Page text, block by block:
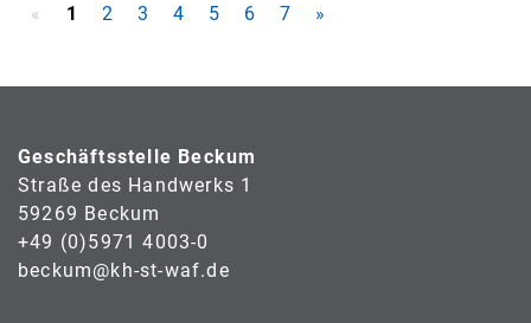
« 1 2 3 4 5 6 7 »
Geschäftsstelle Beckum
Straße des Handwerks 1
59269 Beckum
+49 (0)5971 4003-0
beckum@kh-st-waf.de